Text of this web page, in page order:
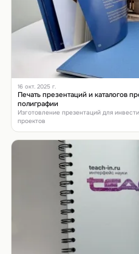
16 окт. 2025 г.
Печать презентаций и каталогов
полиграфии
Изготовление презентаций для
проектов